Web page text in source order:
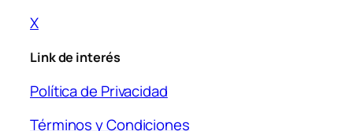
X
Link de interés
Política de Privacidad
Términos y Condiciones